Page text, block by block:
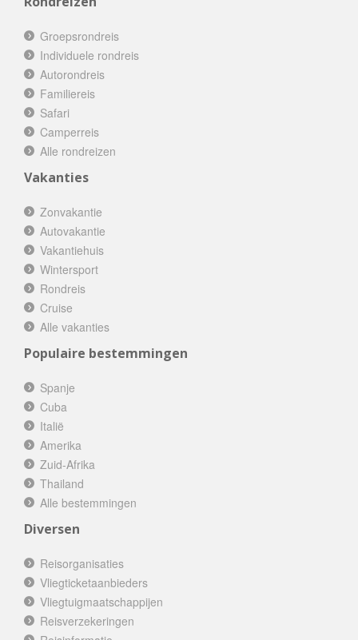
Groepsrondreis
Individuele rondreis
Autorondreis
Familiereis
Safari
Camperreis
Alle rondreizen
Vakanties
Zonvakantie
Autovakantie
Vakantiehuis
Wintersport
Rondreis
Cruise
Alle vakanties
Populaire bestemmingen
Spanje
Cuba
Italië
Amerika
Zuid-Afrika
Thailand
Alle bestemmingen
Diversen
Reisorganisaties
Vliegticketaanbieders
Vliegtuigmaatschappijen
Reisverzekeringen